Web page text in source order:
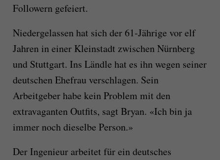
Followern gefeiert.
Niedergelassen hat sich der 61-Jährige vor elf
Jahren in einer Kleinstadt zwischen Nürnberg
und Stuttgart. Ins Ländle hat es ihn wegen seiner
deutschen Ehefrau verschlagen. Sein
Arbeitgeber habe kein Problem mit den
extravaganten Outfits, sagt Bryan. «Ich bin ja
immer noch dieselbe Person.»
Der Ingenieur arbeitet für ein deutsches